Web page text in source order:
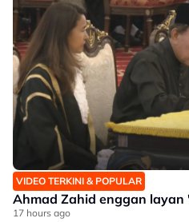
VIDEO TERKINI & POPULAR
Ahmad Zahid enggan
17 hours ago